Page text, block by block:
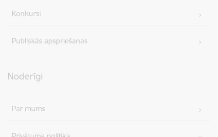
Konkursi
Publiskās apspriešanas
Noderīgi
Par mums